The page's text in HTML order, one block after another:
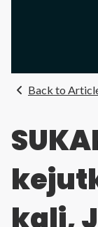
Back to
kali,